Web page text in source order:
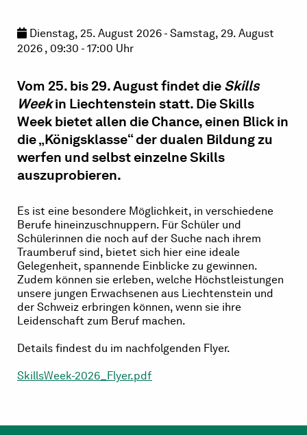
Dienstag, 25. August 2026 - Samstag, 29. August
2026 , 09:30 - 17:00 Uhr
Vom 25. bis 29. August findet die Skills
Weekin Liechtenstein statt. Die Skills
Week bietet allen die Chance, einen Blick in
die „Königsklasse“ der dualen Bildung zu
werfen und selbst einzelne Skills
auszuprobieren.
Es ist eine besondere Möglichkeit, in verschiedene
Berufe hineinzuschnuppern. Für Schüler und
Schülerinnen die noch auf der Suche nach ihrem
Traumberuf sind, bietet sich hier eine ideale
Gelegenheit, spannende Einblicke zu gewinnen.
Zudem können sie erleben, welche Höchstleistungen
unsere jungen Erwachsenen aus Liechtenstein und
der Schweiz erbringen können, wenn sie ihre
Leidenschaft zum Beruf machen.
Details findest du im nachfolgenden Flyer.
SkillsWeek-2026_Flyer.pdf